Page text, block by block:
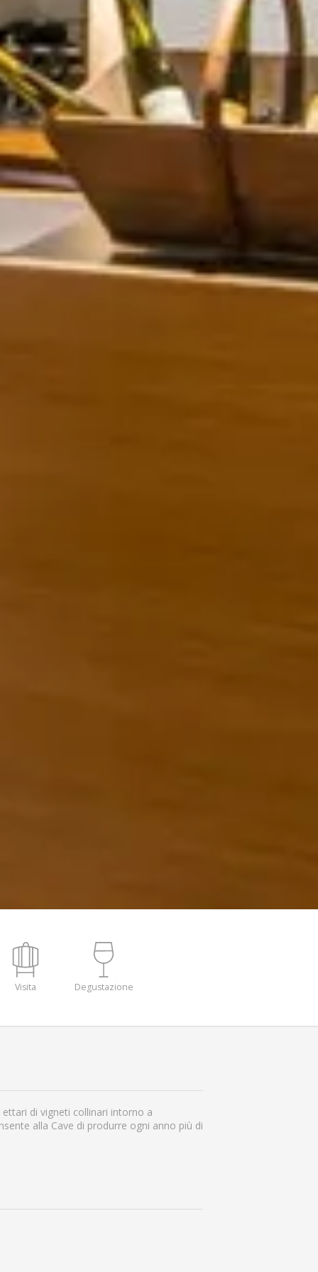
Visita Degustazione
di vigneti collinari intorno a
alla Cave di produrre ogni anno più di